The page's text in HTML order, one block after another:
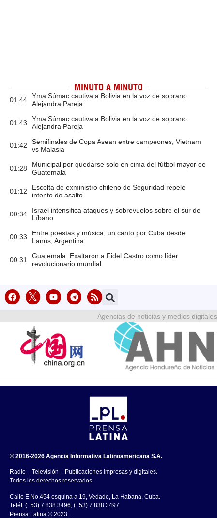
MINUTO A MINUTO
01:44
Yma Súmac cautiva a Bolivia en la voz de soprano
Alejandra Pareja
01:43
Yma Súmac cautiva a Bolivia en la voz de soprano
Alejandra Pareja
01:42
Semifinales de Copa Asean entre campeones, Vietnam
vs Malasia
01:28
Municipal por quedarse solo en cima del fútbol mayor de
Guatemala
01:12
Escolta de exministro chileno de Seguridad repele
intento de asalto
00:34
Israel intensifica ataques y sobrevuelos sobre el sur de
Líbano
00:33
Entre poesías y música, un canto por Cuba desde
Lanús, Argentina
00:31
Guatemala: Exaltaron a Fidel Castro como líder
revolucionario mundial
Agencias de noticias y medios digitales
© 2016-2026 Agencia Informativa Latinoamericana S.A.
Radio – Televisión – Publicaciones impresas y digitales.
Todos los derechos reservados.
Calle E No.454 esquina a 19, Vedado, La Habana, Cuba.
Teléf: (+53) 7 838 3496, (+53) 7 838 3497
Prensa Latina © 2023 .